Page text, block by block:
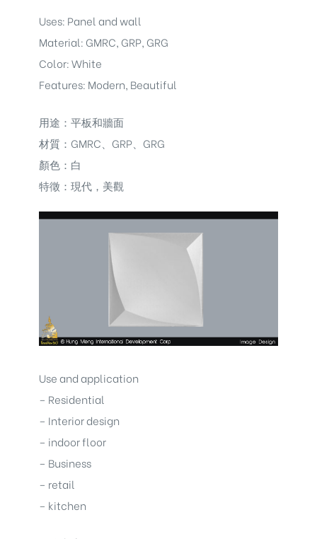
Uses: Panel and wall
Material: GMRC, GRP, GRG
Color: White
Features: Modern, Beautiful
用途：平板和牆面
材質：GMRC、GRP、GRG
顏色：白
特徵：現代，美觀
Use and application
– Residential
– Interior design
– indoor floor
– Business
– retail
– kitchen